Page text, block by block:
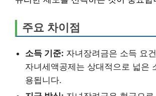
주요 차이점
소득 기준: 자녀장려금은 소득 요
자녀세액공제는 상대적으로 넓은
용됩니다.